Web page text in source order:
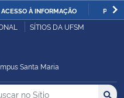
ACESSO À INFORMAÇÃO
SÍTIOS DA UFSM
Santa Maria
no no Sítio